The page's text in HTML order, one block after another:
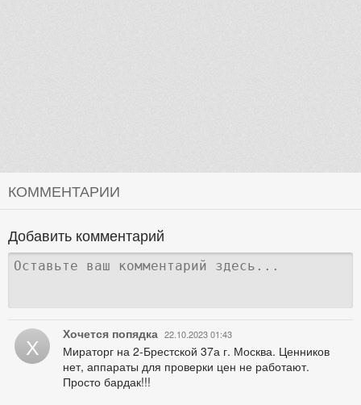
КОММЕНТАРИИ
Добавить комментарий
Х Хочется попядка 22.10.2023 01:43
Мираторг на 2-Брестской 37а г. Москва. Ценников
нет, аппараты для проверки цен не работают.
Просто бардак!!!